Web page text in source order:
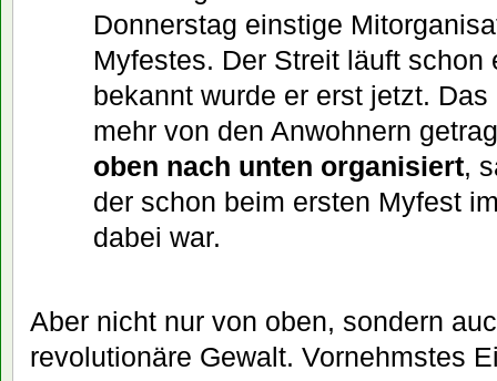
Donnerstag einstige
Myfestes. Der Streit läuft schon
bekannt wurde er erst jetzt.
mehr von den Anwohnern
oben nach unten organisiert,
der schon beim ersten Myfest
dabei war.
Aber nicht nur von oben, sondern
revolutionäre Gewalt. Vornehmstes